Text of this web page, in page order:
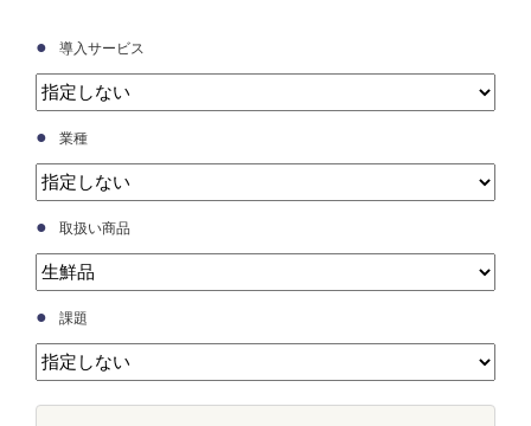
● 導入サービス
● 業種
● 取扱い商品
● 課題